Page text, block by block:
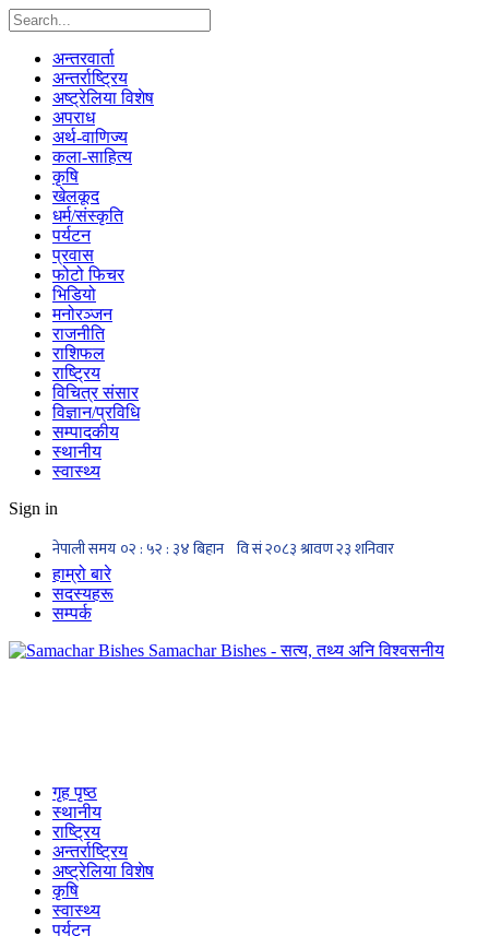
अन्तरवार्ता
अन्तर्राष्ट्रिय
अष्ट्रेलिया विशेष
अपराध
अर्थ-वाणिज्य
कला-साहित्य
कृषि
खेलकूद
धर्म/संस्कृति
पर्यटन
प्रवास
फोटो फिचर
भिडियो
मनोरञ्जन
राजनीति
राशिफल
राष्ट्रिय
विचित्र संसार
विज्ञान/प्रविधि
सम्पादकीय
स्थानीय
स्वास्थ्य
Sign in
हाम्रो बारे
सदस्यहरू
सम्पर्क
Samachar Bishes - सत्य, तथ्य अनि विश्वसनीय
गृह पृष्ठ
स्थानीय
राष्ट्रिय
अन्तर्राष्ट्रिय
अष्ट्रेलिया विशेष
कृषि
स्वास्थ्य
पर्यटन